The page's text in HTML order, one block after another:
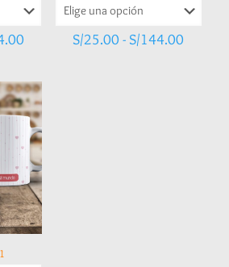
Rango
desde
S/25.00
hasta
S/144.00
S/25.00 - S/144.00